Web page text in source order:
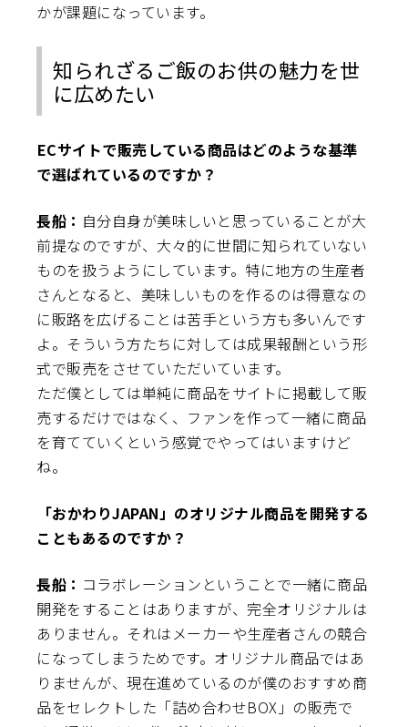
かが課題になっています。
知られざるご飯のお供の魅力を世
に広めたい
――ECサイトで販売している商品はどのような基準
で選ばれているのですか？
長船： 自分自身が美味しいと思っていることが大
前提なのですが、大々的に世間に知られていない
ものを扱うようにしています。特に地方の生産者
さんとなると、美味しいものを作るのは得意なの
に販路を広げることは苦手という方も多いんです
よ。そういう方たちに対しては成果報酬という形
式で販売をさせていただいています。
ただ僕としては単純に商品をサイトに掲載して販
売するだけではなく、ファンを作って一緒に商品
を育てていくという感覚でやってはいますけど
ね。
――「おかわりJAPAN」のオリジナル商品を開発する
こともあるのですか？
長船： コラボレーションということで一緒に商品
開発をすることはありますが、完全オリジナルは
ありません。それはメーカーや生産者さんの競合
になってしまうためです。オリジナル商品ではあ
りませんが、現在進めているのが僕のおすすめ商
品をセレクトした「詰め合わせBOX」の販売で